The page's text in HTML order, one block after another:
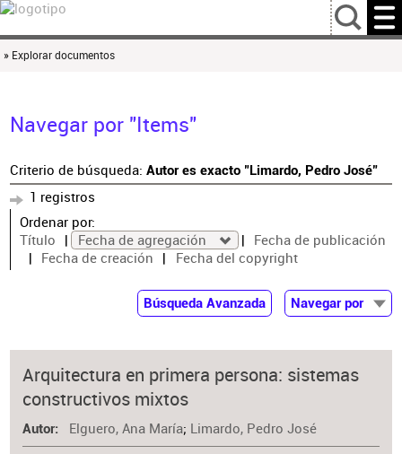
…
» Explorar documentos
Navegar por "Items"
Criterio de búsqueda: Autor es exacto "Limardo, Pedro José"
1 registros
Ordenar por:
Título
Fecha de agregación
Fecha de publicación
Fecha de creación
Fecha del copyright
Búsqueda Avanzada
Navegar por
Autor
Colaborador
Arquitectura en primera persona: sistemas
constructivos mixtos
Autor Elguero, Ana María; Limardo, Pedro José